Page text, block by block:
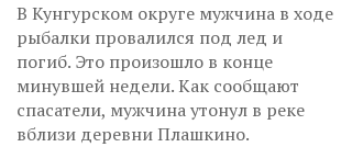
В Кунгурском округе мужчина в ходе
рыбалки провалился под лед и
погиб. Это произошло в конце
минувшей недели. Как сообщают
спасатели, мужчина утонул в реке
вблизи деревни Плашкино.